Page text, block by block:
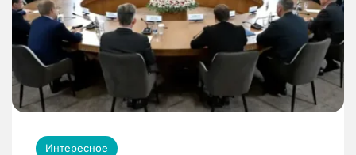
Интересное